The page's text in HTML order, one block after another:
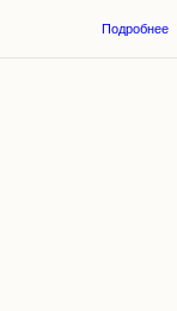
Подробнее